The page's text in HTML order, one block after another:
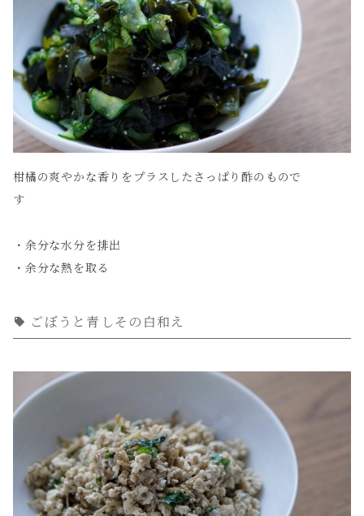
柑橘の爽やかな香りをプラスしたさっぱり酢のもので
す
・余分な水分を排出
・余分な熱を取る
ごぼうと青しその白和え